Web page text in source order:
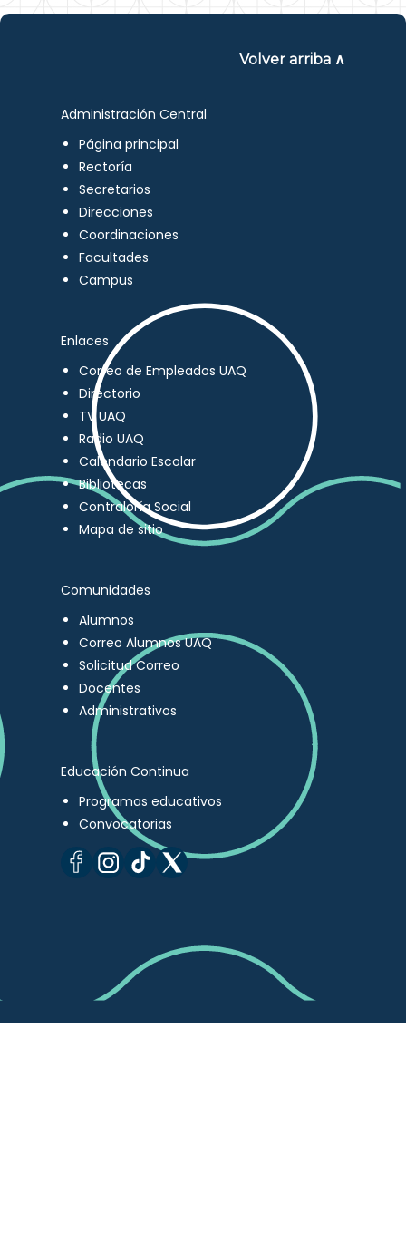
Volver arriba ∧
Administración Central
Página principal
Rectoría
Secretarios
Direcciones
Coordinaciones
Facultades
Campus
Enlaces
Correo de Empleados UAQ
Directorio
TV UAQ
Radio UAQ
Calendario Escolar
Bibliotecas
Contraloría Social
Mapa de sitio
Comunidades
Alumnos
Correo Alumnos UAQ
Solicitud Correo
Docentes
Administrativos
Educación Continua
Programas educativos
Convocatorias